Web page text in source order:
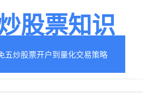
股票知识
五炒股票开户到量化交易策略